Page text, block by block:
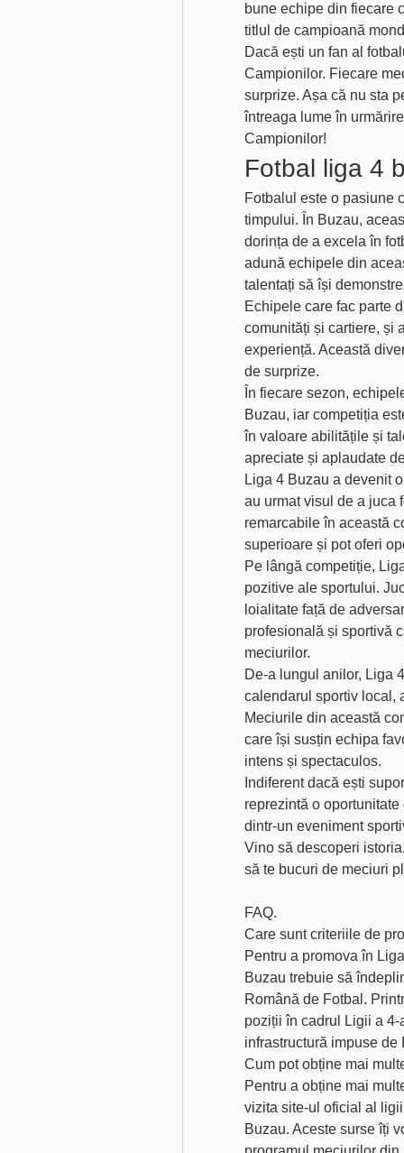
bune echipe din fiecare
titlul de campioană
Dacă ești un fan al
Campionilor. Fiecare
surprize. Așa că nu sta
întreaga lume în
Campionilor!
Fotbal liga 4
Fotbalul este o pasiune
timpului. În Buzau,
dorința de a excela în
adună echipele din
talentați să își
Echipele care fac parte
comunități și cartiere, și
experiență. Această
de surprize.
În fiecare sezon,
Buzau, iar competiția
în valoare abilitățile și
apreciate și aplaudate
Liga 4 Buzau a devenit
au urmat visul de a juca
remarcabile în această
superioare și pot oferi
Pe lângă competiție,
pozitive ale sportului.
loialitate față de
profesională și sportivă
meciurilor.
De-a lungul anilor, Liga
calendarul sportiv local,
Meciurile din această
care își susțin echipa
intens și spectaculos.
Indiferent dacă ești
reprezintă o
dintr-un eveniment
Vino să descoperi
să te bucuri de meciuri
FAQ.
Care sunt criteriile de
Pentru a promova în
Buzau trebuie să
Română de Fotbal.
poziții în cadrul Ligii a
infrastructură impuse de
Cum pot obține mai
Pentru a obține mai
vizita site-ul oficial al
Buzau. Aceste surse îți